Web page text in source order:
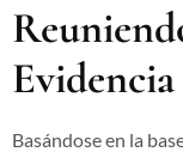
Basándose en la